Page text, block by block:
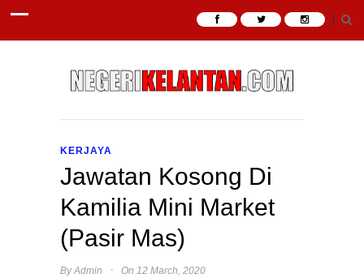
KERJAYA
Jawatan Kosong Di
Kamilia Mini Market
(Pasir Mas)
ByAdmin · On 12 March, 2020